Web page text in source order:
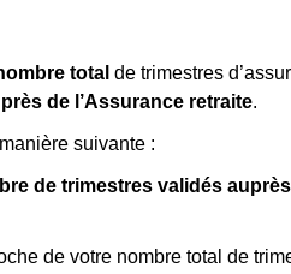
total de trimestres
de l’Assurance retraite.
suivante :
de trimestres validés
de votre nombre total de